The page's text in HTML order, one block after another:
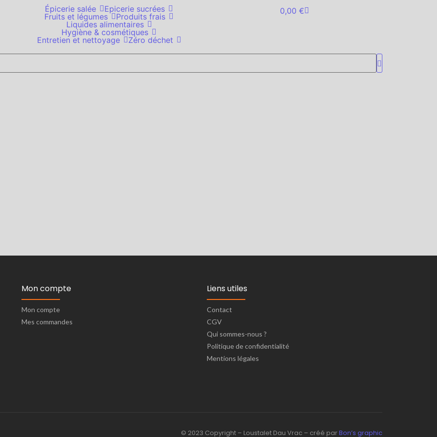
Épicerie salée
Epicerie sucrées
Fruits et légumes
Produits frais
Liquides alimentaires
Hygiène & cosmétiques
Entretien et nettoyage
Zéro déchet
0,00 €
Mon compte
Mon compte
Mes commandes
Liens utiles
Contact
CGV
Qui sommes-nous ?
Politique de confidentialité
Mentions légales
© 2023 Copyright – Loustalet Dau Vrac – créé parBon’s graphic